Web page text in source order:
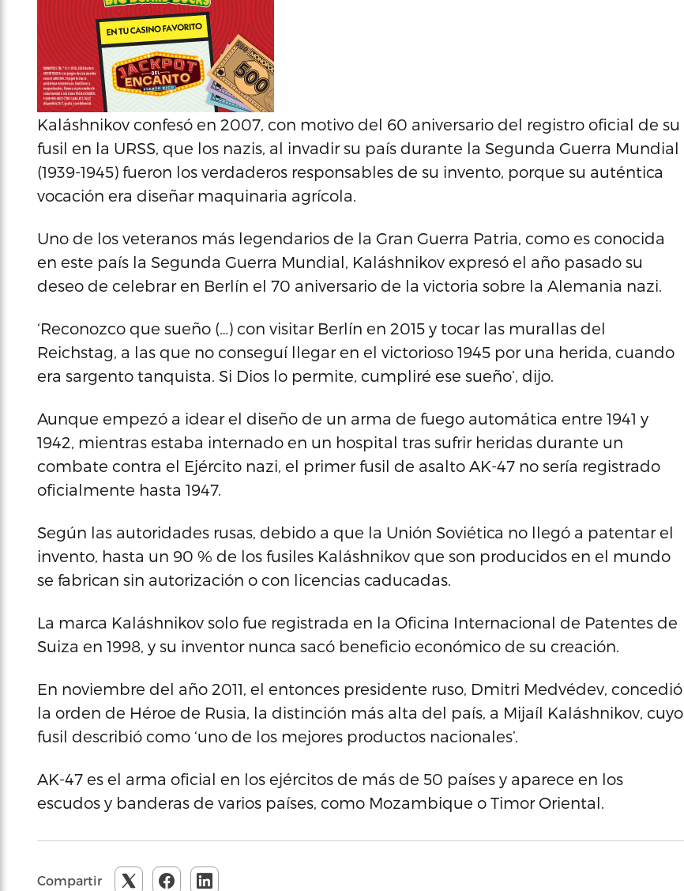
Kaláshnikov confesó en 2007, con motivo del 60 aniversario del registro oficial de su
fusil en la URSS, que los nazis, al invadir su país durante la Segunda Guerra Mundial
(1939-1945) fueron los verdaderos responsables de su invento, porque su auténtica
vocación era diseñar maquinaria agrícola.
Uno de los veteranos más legendarios de la Gran Guerra Patria, como es conocida
en este país la Segunda Guerra Mundial, Kaláshnikov expresó el año pasado su
deseo de celebrar en Berlín el 70 aniversario de la victoria sobre la Alemania nazi.
‘Reconozco que sueño (…) con visitar Berlín en 2015 y tocar las murallas del
Reichstag, a las que no conseguí llegar en el victorioso 1945 por una herida, cuando
era sargento tanquista. Si Dios lo permite, cumpliré ese sueño’, dijo.
Aunque empezó a idear el diseño de un arma de fuego automática entre 1941 y
1942, mientras estaba internado en un hospital tras sufrir heridas durante un
combate contra el Ejército nazi, el primer fusil de asalto AK-47 no sería registrado
oficialmente hasta 1947.
Según las autoridades rusas, debido a que la Unión Soviética no llegó a patentar el
invento, hasta un 90 % de los fusiles Kaláshnikov que son producidos en el mundo
se fabrican sin autorización o con licencias caducadas.
La marca Kaláshnikov solo fue registrada en la Oficina Internacional de Patentes de
Suiza en 1998, y su inventor nunca sacó beneficio económico de su creación.
En noviembre del año 2011, el entonces presidente ruso, Dmitri Medvédev, concedió
la orden de Héroe de Rusia, la distinción más alta del país, a Mijaíl Kaláshnikov, cuyo
fusil describió como ‘uno de los mejores productos nacionales’.
AK-47 es el arma oficial en los ejércitos de más de 50 países y aparece en los
escudos y banderas de varios países, como Mozambique o Timor Oriental.
Compartir